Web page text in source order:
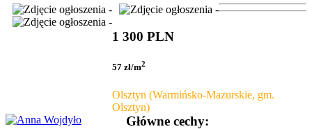
1 300 PLN
57 zł/m2
Olsztyn (Warmińsko-Mazurskie, gm.
Olsztyn)
Główne cechy: